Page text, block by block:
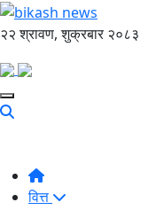
२२ श्रावण, शुक्रबार २०८३
वित्त